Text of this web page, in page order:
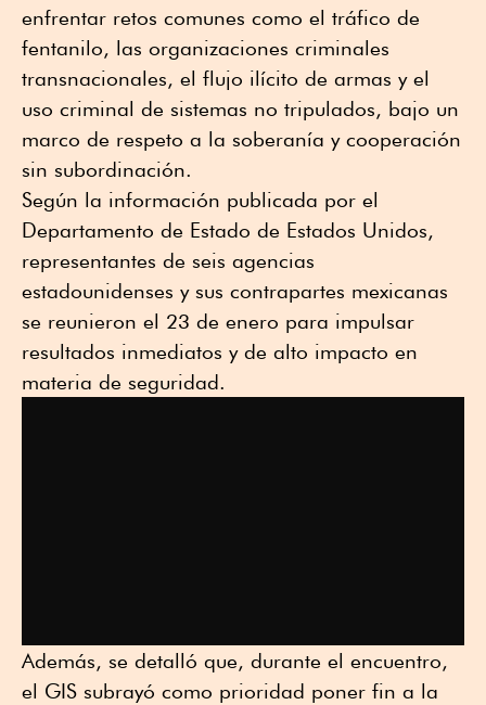
enfrentar retos comunes como el tráfico de
fentanilo, las organizaciones criminales
transnacionales, el flujo ilícito de armas y el
uso criminal de sistemas no tripulados, bajo un
marco de respeto a la soberanía y cooperación
sin subordinación.
Según la información publicada por el
Departamento de Estado de Estados Unidos,
representantes de seis agencias
estadounidenses y sus contrapartes mexicanas
se reunieron el 23 de enero para impulsar
resultados inmediatos y de alto impacto en
materia de seguridad.
Además, se detalló que, durante el encuentro,
el GIS subrayó como prioridad poner fin a la